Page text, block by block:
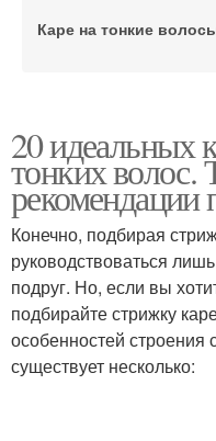
Каре на тонкие
волосы
Каскадное каре
20 идеальных
тонких
рекомендации
Конечно, подбирая
руководствоваться
подруг. Но, если вы
подбирайте стрижку
особенностей строения
существует несколько: